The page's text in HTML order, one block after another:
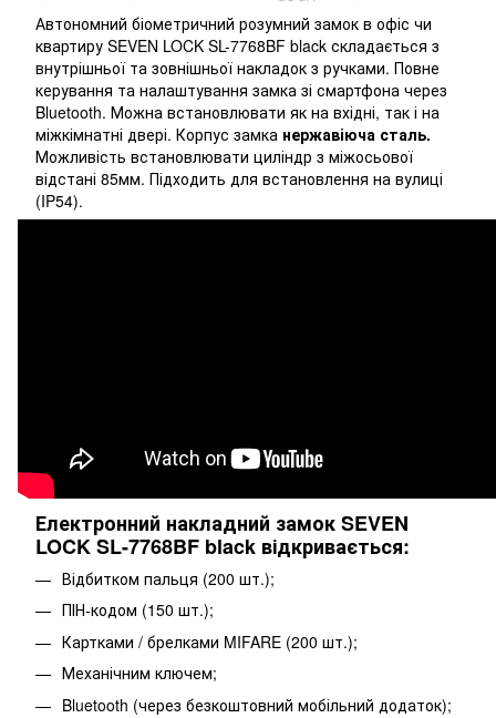
Автономний біометричний розумний замок в офіс чи
квартиру SEVEN LOCK SL-7768BF black складається з
внутрішньої та зовнішньої накладок з ручками. Повне
керування та налаштування замка зі смартфона через
Bluetooth. Можна встановлювати як на вхідні, так і на
міжкімнатні двері. Корпус замка нержавіюча сталь.
Можливість встановлювати циліндр з міжосьової
відстані 85мм. Підходить для встановлення на вулиці
(IP54).
Електронний накладний замок SEVEN
LOCK SL-7768BF black відкривається:
Відбитком пальця (200 шт.);
ПІН-кодом (150 шт.);
Картками / брелками MIFARE (200 шт.);
Механічним ключем;
Bluetooth (через безкоштовний мобільний додаток);